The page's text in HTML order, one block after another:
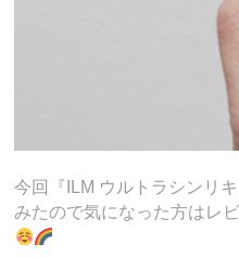
今回『ILM ウルトラシンリ
みたので気になった方はレ